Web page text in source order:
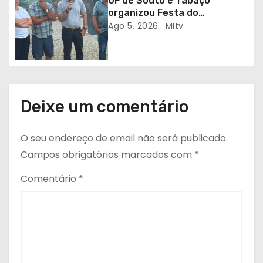
s
organizou Festa do
Emigrante
Ago 5, 2026 MItv
Deixe um comentário
O seu endereço de email não será publicado.
Campos obrigatórios marcados com *
Comentário *